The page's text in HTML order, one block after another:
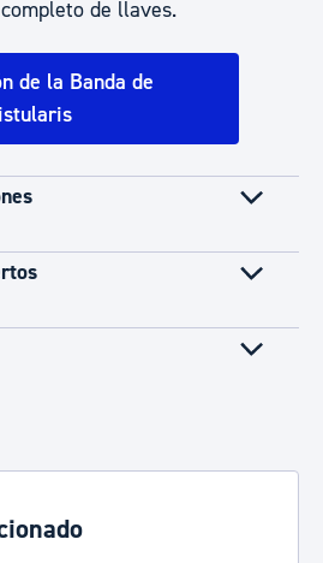
de llaves.
de la Banda de